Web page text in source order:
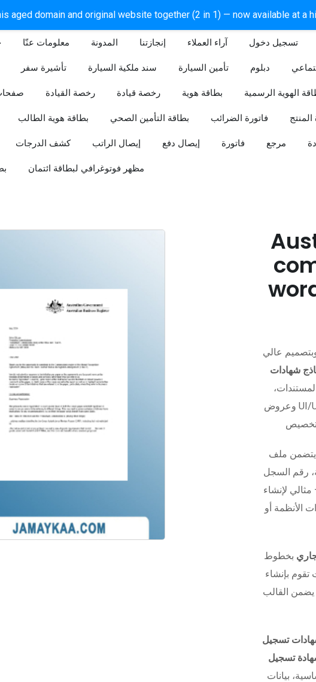
aged domain and original website together (2 in 1) — now available at a
معلومات عنّا المدونة إنجازتنا آراء العملاء تسجيل دخول​
تأشيرة سفر سند ملكية السيارة تأمين السيارة دبلوم
رخصة القيادة رخصة قيادة بطاقة هوية الهوية الرسمية
بطاقة هوية الطالب بطاقة التأمين الصحي فاتورة الضرائب
كشف الدرجات إيصال الراتب إيصال دفع فاتورة مرجع
مظهر فوتوغرافي لبطاقة ائتمان
عالي
شهادات
يتضمن ملف Photoshop منظم بالكامل مع
رقم السجل
مثالي لإنشاء
الأنظمة أو
بخطوط
بإنشاء
يضمن القالب
تسجيل
تسجيل
بيانات